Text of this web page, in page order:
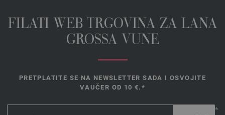
FILATI WEB TRGOVINA ZA LANA
GROSSA VUNE
PRETPLATITE SE NA NEWSLETTER SADA I OSVOJITE
VAUČER OD 10 €.*
*